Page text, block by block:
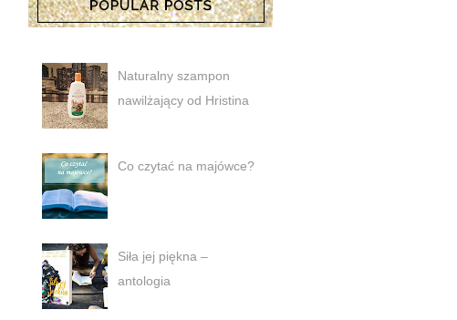
Naturalny szampon
nawilżający od Hristina
Co czytać na majówce?
Siła jej piękna –
antologia